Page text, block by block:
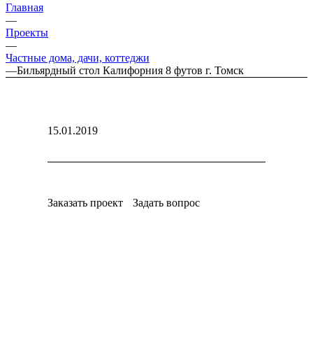
Главная
—
Проекты
—
Частные дома, дачи, коттеджи
—Бильярдный стол Калифорния 8 футов г. Томск
15.01.2019
Заказать проект Задать вопрос